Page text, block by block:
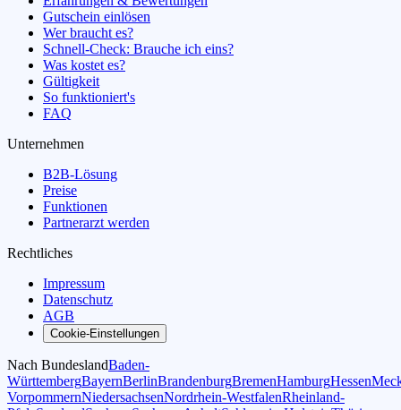
Gutschein einlösen
Wer braucht es?
Schnell-Check: Brauche ich eins?
Was kostet es?
Gültigkeit
So funktioniert's
FAQ
Unternehmen
B2B-Lösung
Preise
Funktionen
Partnerarzt werden
Rechtliches
Impressum
Datenschutz
AGB
Cookie-Einstellungen
Nach BundeslandBaden-
WürttembergBayernBerlinBrandenburgBremenHamburgHessen
VorpommernNiedersachsenNordrhein-WestfalenRheinland-